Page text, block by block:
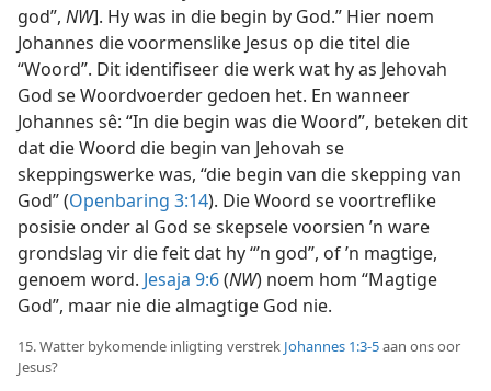
god”, NW]. Hy was in die begin by God.” Hier noem
Johannes die voormenslike Jesus op die titel die
“Woord”. Dit identifiseer die werk wat hy as Jehovah
God se Woordvoerder gedoen het. En wanneer
Johannes sê: “In die begin was die Woord”, beteken dit
dat die Woord die begin van Jehovah se
skeppingswerke was, “die begin van die skepping van
God” (Openbaring 3:14). Die Woord se voortreflike
posisie onder al God se skepsele voorsien ’n ware
grondslag vir die feit dat hy “’n god”, of ’n magtige,
genoem word. Jesaja 9:6(NW) noem hom “Magtige
God”, maar nie die almagtige God nie.
15. Watter bykomende inligting verstrek Johannes 1:3-5aan ons oor
Jesus?